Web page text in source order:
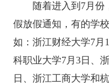
随着进入到7月
假放假通知，有的学
如：浙江财经大学‌7月
科职业大学‌7月3日、
日、‌浙江工商大学和